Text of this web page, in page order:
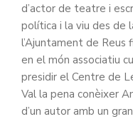
d’actor de teatre i
política i la viu des de
l’Ajuntament de Reus
en el món associatiu
presidir el Centre de
Val la pena conèixer
d’un autor amb un